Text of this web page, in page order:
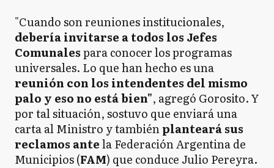
"Cuando son reuniones institucionales,
debería invitarse a todos los Jefes
Comunalespara conocer los programas
universales. Lo que han hecho es una
reunión con los intendentes del mismo
palo y eso no está bien", agregó Gorosito. Y
por tal situación, sostuvo que enviará una
carta al Ministro y tambiénplanteará sus
reclamos antela Federación Argentina de
Municipios (FAM) que conduce Julio Pereyra.